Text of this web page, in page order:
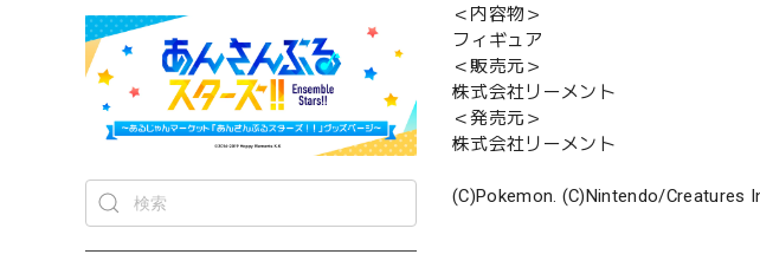
＜内容物＞
フィギュア
＜販売元＞
株式会社リーメント
＜発売元＞
株式会社リーメント
(C)Pokemon. (C)Nintendo/Creatures